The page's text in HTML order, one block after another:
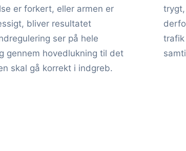
er forkert, eller armen er
bliver resultatet
ser på hele
gennem hovedlukning til det
skal gå korrekt i indgreb.
trafik